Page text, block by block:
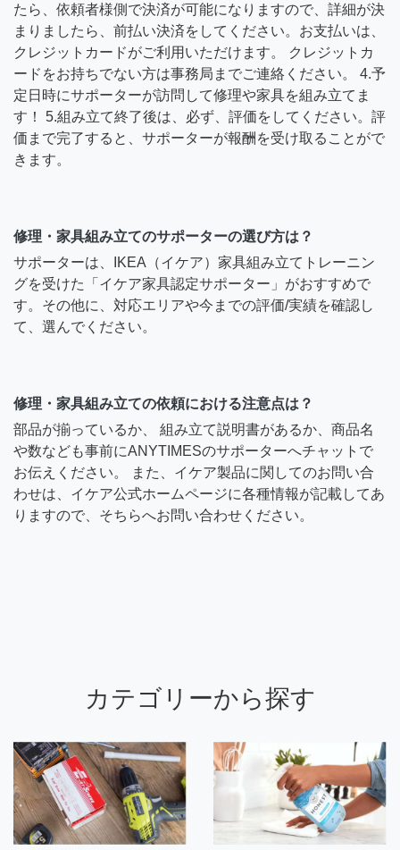
たら、依頼者様側で決済が可能になりますので、詳細が決
まりましたら、前払い決済をしてください。お支払いは、
クレジットカードがご利用いただけます。 クレジットカ
ードをお持ちでない方は事務局までご連絡ください。 4.予
定日時にサポーターが訪問して修理や家具を組み立てま
す！ 5.組み立て終了後は、必ず、評価をしてください。評
価まで完了すると、サポーターが報酬を受け取ることがで
きます。
修理・家具組み立てのサポーターの選び方は？
サポーターは、IKEA（イケア）家具組み立てトレーニン
グを受けた「イケア家具認定サポーター」がおすすめで
す。その他に、対応エリアや今までの評価/実績を確認し
て、選んでください。
修理・家具組み立ての依頼における注意点は？
部品が揃っているか、 組み立て説明書があるか、商品名
や数なども事前にANYTIMESのサポーターへチャットで
お伝えください。 また、イケア製品に関してのお問い合
わせは、イケア公式ホームページに各種情報が記載してあ
りますので、そちらへお問い合わせください。
カテゴリーから探す